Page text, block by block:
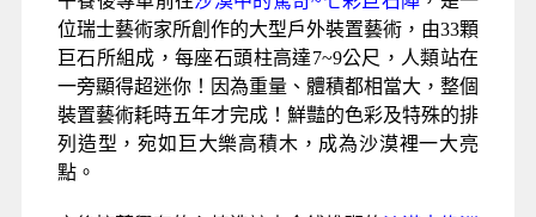
沙漠中的驚奇~七彩巨石陣－拉斯
維加斯
早餐：飯店內
午餐
：IN AND OUT 美式漢堡餐